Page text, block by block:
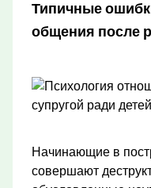
Типичные
общения после
Начинающие в
совершают